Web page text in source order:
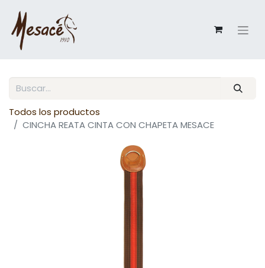
Todos los productos
CINCHA REATA CINTA CON CHAPETA MESACE